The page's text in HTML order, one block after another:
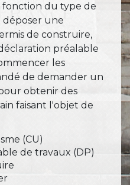
fonction du type de
une
de construire,
préalable
les
de demander un
obtenir des
faisant l'objet de
(CU)
de travaux (DP)